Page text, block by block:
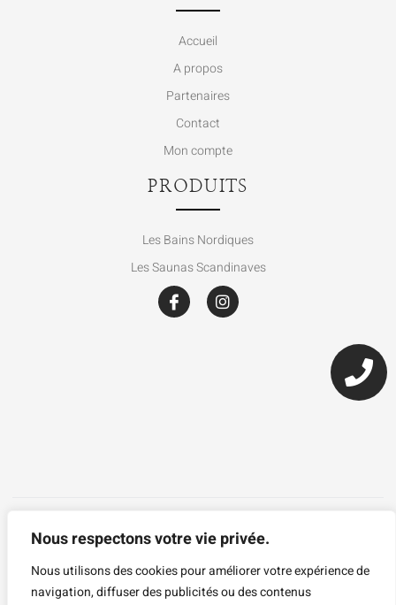
Nous respectons votre vie privée.
Nous utilisons des cookies pour améliorer votre expérience de
navigation, diffuser des publicités ou des contenus
Accueil
A propos
Partenaires
Contact
Mon compte
PRODUITS
Les Bains Nordiques
Les Saunas Scandinaves